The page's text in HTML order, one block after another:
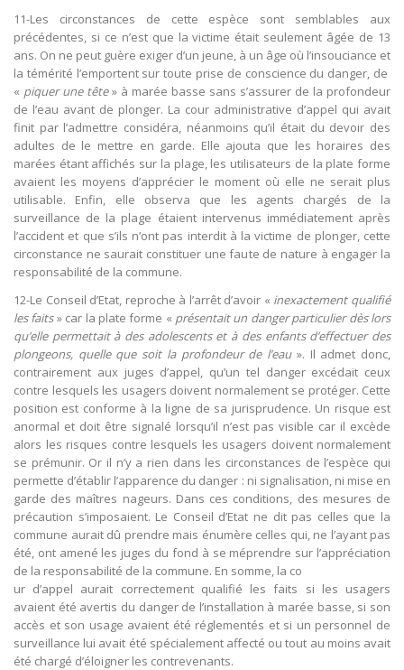
11-Les circonstances de cette espèce sont semblables aux
précédentes, si ce n’est que la victime était seulement âgée de 13
ans. On ne peut guère exiger d’un jeune, à un âge où l’insouciance et
la témérité l’emportent sur toute prise de conscience du danger, de
« piquer une tête» à marée basse sans s’assurer de la profondeur
de l’eau avant de plonger. La cour administrative d’appel qui avait
finit par l’admettre considéra, néanmoins qu’il était du devoir des
adultes de le mettre en garde. Elle ajouta que les horaires des
marées étant affichés sur la plage, les utilisateurs de la plate forme
avaient les moyens d’apprécier le moment où elle ne serait plus
utilisable. Enfin, elle observa que les agents chargés de la
surveillance de la plage étaient intervenus immédiatement après
l’accident et que s’ils n’ont pas interdit à la victime de plonger, cette
circonstance ne saurait constituer une faute de nature à engager la
responsabilité de la commune.
12-Le Conseil d’Etat, reproche à l’arrêt d’avoir « inexactement qualifié
les faits» car la plate forme « présentait un danger particulier dès lors
qu’elle permettait à des adolescents et à des enfants d’effectuer des
plongeons, quelle que soit la profondeur de l’eau ». Il admet donc,
contrairement aux juges d’appel, qu’un tel danger excédait ceux
contre lesquels les usagers doivent normalement se protéger. Cette
position est conforme à la ligne de sa jurisprudence. Un risque est
anormal et doit être signalé lorsqu’il n’est pas visible car il excède
alors les risques contre lesquels les usagers doivent normalement
se prémunir. Or il n’y a rien dans les circonstances de l’espèce qui
permette d’établir l’apparence du danger : ni signalisation, ni mise en
garde des maîtres nageurs. Dans ces conditions, des mesures de
précaution s’imposaient. Le Conseil d’Etat ne dit pas celles que la
commune aurait dû prendre mais énumère celles qui, ne l’ayant pas
été, ont amené les juges du fond à se méprendre sur l’appréciation
de la responsabilité de la commune. En somme, la co
ur d’appel aurait correctement qualifié les faits si les usagers
avaient été avertis du danger de l’installation à marée basse, si son
accès et son usage avaient été réglementés et si un personnel de
surveillance lui avait été spécialement affecté ou tout au moins avait
été chargé d’éloigner les contrevenants.